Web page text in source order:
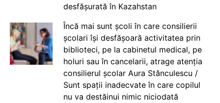
desfășurată în Kazahstan
Încă mai sunt școli în care consilierii
școlari își desfășoară activitatea prin
biblioteci, pe la cabinetul medical, pe
holuri sau în cancelarii, atrage atenția
consilierul școlar Aura Stănculescu /
Sunt spații inadecvate în care copilul
nu va destăinui nimic niciodată